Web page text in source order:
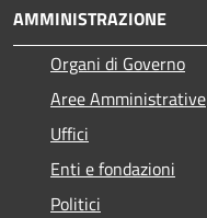
AMMINISTRAZIONE
Organi di Governo
Aree Amministrative
Uffici
Enti e fondazioni
Politici